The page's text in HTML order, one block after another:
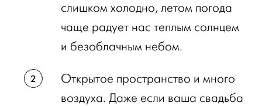
слишком холодно, летом погода
чаще радует нас теплым солнцем
и безоблачным небом.
Открытое пространство и много
воздуха. Даже если ваша свадьба